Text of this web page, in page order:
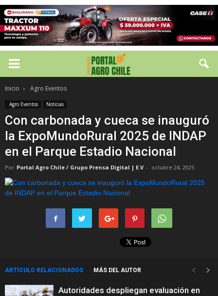
Inicio Agro Eventos
Agro Eventos Noticias
Con carbonada y cueca se inauguró
la ExpoMundoRural 2025 de INDAP
en el Parque Estadio Nacional
Por Portal Agro Chile / Grupo Prensa Digital | E.V - octubre 24, 2025
ARTÍCULO RELACIONADOS MÁS DEL AUTOR
Autoridades despliegan evaluación en